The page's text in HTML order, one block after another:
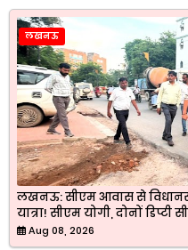
लखनऊ
लखनऊ: सीएम आवास से
यात्रा! सीएम योगी, दोनों
Aug 08, 2026